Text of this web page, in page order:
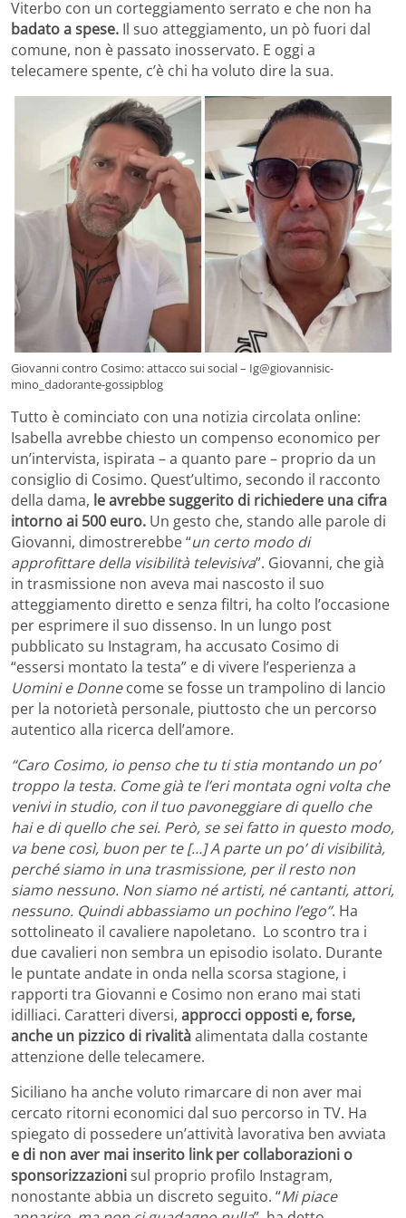
Viterbo con un corteggiamento serrato e che non ha
badato a spese. Il suo atteggiamento, un pò fuori dal
comune, non è passato inosservato. E oggi a
telecamere spente, c’è chi ha voluto dire la sua.
Giovanni contro Cosimo: attacco sui social – Ig@giovannisic-
mino_dadorante-gossipblog
Tutto è cominciato con una notizia circolata online:
Isabella avrebbe chiesto un compenso economico per
un’intervista, ispirata – a quanto pare – proprio da un
consiglio di Cosimo. Quest’ultimo, secondo il racconto
della dama, le avrebbe suggerito di richiedere una cifra
intorno ai 500 euro. Un gesto che, stando alle parole di
Giovanni, dimostrerebbe “un certo modo di
approfittare della visibilità televisiva”. Giovanni, che già
in trasmissione non aveva mai nascosto il suo
atteggiamento diretto e senza filtri, ha colto l’occasione
per esprimere il suo dissenso. In un lungo post
pubblicato su Instagram, ha accusato Cosimo di
“essersi montato la testa” e di vivere l’esperienza a
Uomini e Donnecome se fosse un trampolino di lancio
per la notorietà personale, piuttosto che un percorso
autentico alla ricerca dell’amore.
“Caro Cosimo, io penso che tu ti stia montando un po’
troppo la testa. Come già te l’eri montata ogni volta che
venivi in studio, con il tuo pavoneggiare di quello che
hai e di quello che sei. Però, se sei fatto in questo modo,
va bene così, buon per te […] A parte un po’ di visibilità,
perché siamo in una trasmissione, per il resto non
siamo nessuno. Non siamo né artisti, né cantanti, attori,
nessuno. Quindi abbassiamo un pochino l’ego”. Ha
sottolineato il cavaliere napoletano. Lo scontro tra i
due cavalieri non sembra un episodio isolato. Durante
le puntate andate in onda nella scorsa stagione, i
rapporti tra Giovanni e Cosimo non erano mai stati
idilliaci. Caratteri diversi, approcci opposti e, forse,
anche un pizzico di rivalitàalimentata dalla costante
attenzione delle telecamere.
Siciliano ha anche voluto rimarcare di non aver mai
cercato ritorni economici dal suo percorso in TV. Ha
spiegato di possedere un’attività lavorativa ben avviata
e di non aver mai inserito link per collaborazioni o
sponsorizzazionisul proprio profilo Instagram,
nonostante abbia un discreto seguito. “Mi piace